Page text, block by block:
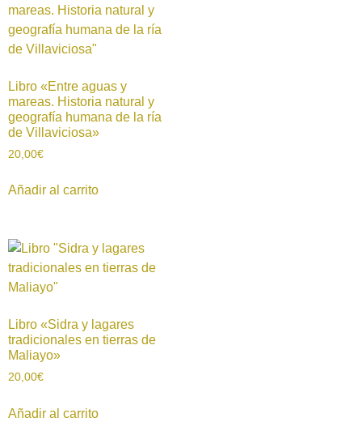
Libro «Entre aguas y
mareas. Historia natural y
geografía humana de la ría
de Villaviciosa»
20,00€
Añadir al carrito
Libro «Sidra y lagares
tradicionales en tierras de
Maliayo»
20,00€
Añadir al carrito